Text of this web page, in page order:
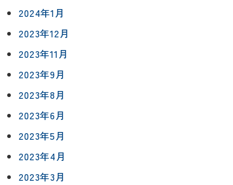
2024年1月
2023年12月
2023年11月
2023年9月
2023年8月
2023年6月
2023年5月
2023年4月
2023年3月